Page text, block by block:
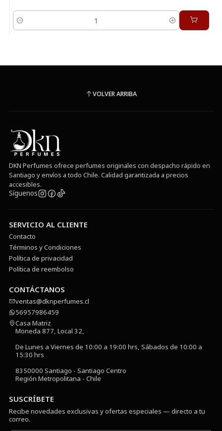
Cantidad
VOLVER ARRIBA
DKN Perfumes ofrece perfumes originales con despacho rápido en
Santiago y envíos a todo Chile. Calidad garantizada a precios
accesibles.
Síguenos
SERVICIO AL CLIENTE
Contacto
Términos y Condiciones
Política de privacidad
Política de reembolso
CONTÁCTANOS
ventas@dknperfumes.cl
56957986459
Casa Matriz
Moneda 877, Local 32,
De Lunes a Viernes de 10:00 a 19:00 hrs, Sábados de 10:00 a
15:30 hrs
8350000 Santiago - Santiago Centro
Región Metropolitana - Chile
SUSCRÍBETE
Recibe novedades exclusivas y ofertas especiales — directo a tu
correo.